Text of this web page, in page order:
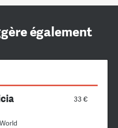
également
33 €
World